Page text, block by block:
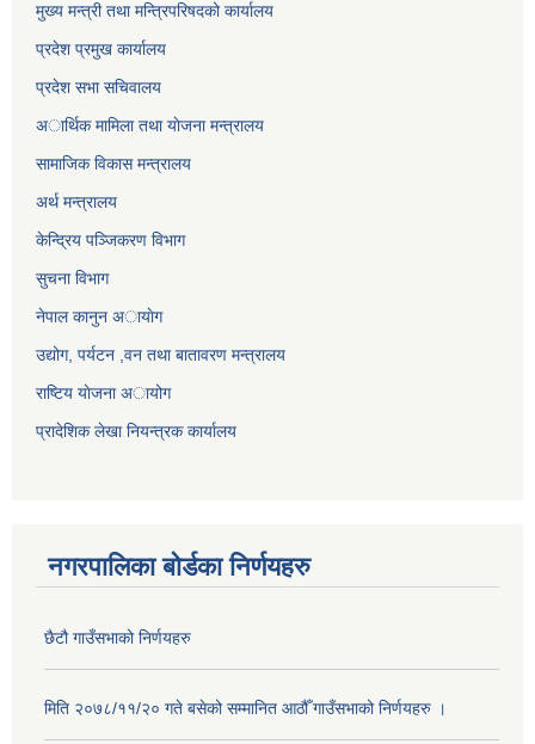
मुख्य मन्त्री तथा मन्त्रिपरिषदको कार्यालय
प्रदेश प्रमुख कार्यालय
प्रदेश सभा सचिवालय
अार्थिक मामिला तथा याेजना मन्त्रालय
सामाजिक विकास मन्त्रालय
अर्थ मन्त्रालय
केन्द्रिय पञ्जिकरण विभाग
सुचना विभाग
नेपाल कानुन अायाेग
उद्योग, पर्यटन ,वन तथा बातावरण मन्त्रालय
राष्टिय याेजना अायोग
प्रादेशिक लेखा नियन्त्रक कार्यालय
नगरपालिका बोर्डका निर्णयहरु
छैटौ गाउँसभाको निर्णयहरु
मिति २०७८/११/२० गते बसेको सम्मानित आठौँ गाउँसभाको निर्णयहरु ।